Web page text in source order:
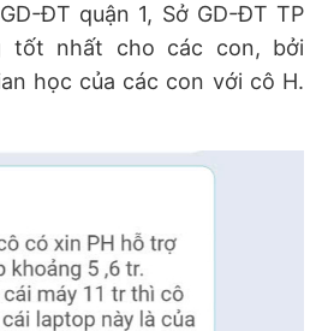
ĐT quận 1, Sở GD-ĐT TP
tốt nhất cho các con, bởi
học của các con với cô H.